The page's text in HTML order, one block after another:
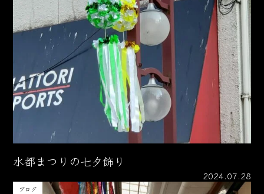
水都まつりの七夕飾り
2024.07.28
ブログ